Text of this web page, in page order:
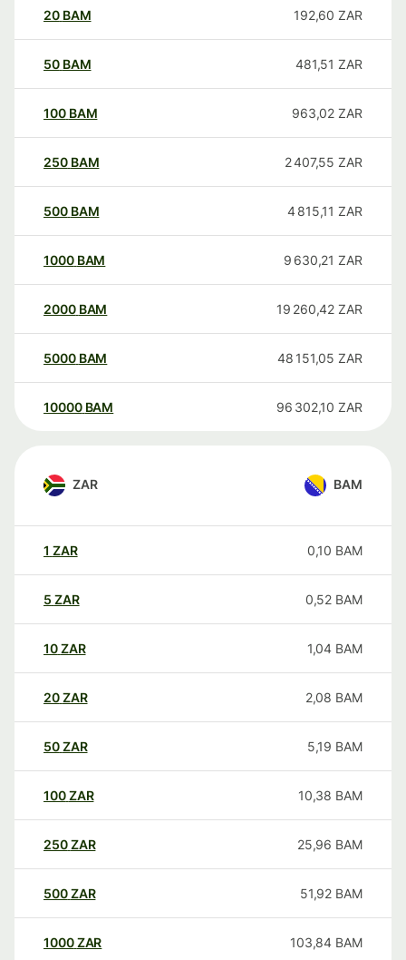
20 BAM 192,60 ZAR
50 BAM 481,51 ZAR
100 BAM 963,02 ZAR
250 BAM 2 407,55 ZAR
500 BAM 4 815,11 ZAR
1000 BAM 9 630,21 ZAR
2000 BAM 19 260,42 ZAR
5000 BAM 48 151,05 ZAR
10000 BAM 96 302,10 ZAR
ZAR BAM
1 ZAR 0,10 BAM
5 ZAR 0,52 BAM
10ZAR 1,04 BAM
20ZAR 2,08 BAM
50ZAR 5,19 BAM
100ZAR 10,38 BAM
250ZAR 25,96 BAM
500ZAR 51,92 BAM
1000ZAR 103,84 BAM